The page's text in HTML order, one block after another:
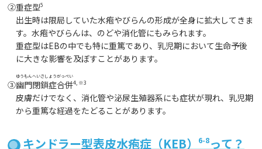
②重症型5
出生時は限局していた水疱やびらんの形成が全身に拡大してきま
す。水疱やびらんは、のどや消化管にもみられます。
重症型はEBの中でも特に重篤であり、乳児期において生命予後
に大きな影響を及ぼすことがあります。
③幽門閉鎖症合併
ゆうもんへいさしょうがっぺい
4, ※3
皮膚だけでなく、消化管や泌尿生殖器系にも症状が現れ、乳児期
から重篤な経過をたどることがあります。
キンドラー型表皮水疱症（KEB） 6-8って？